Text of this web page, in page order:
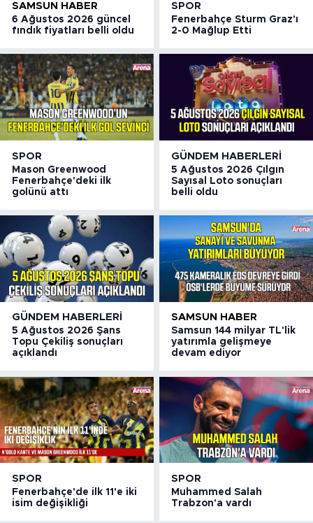
SAMSUN HABER
6 Ağustos 2026 güncel
fındık fiyatları belli oldu
SPOR
Fenerbahçe Sturm Graz'ı
2-0 Mağlup Etti
SPOR
Mason Greenwood
Fenerbahçe'deki ilk
golünü attı
GÜNDEM HABERLERI
5 Ağustos 2026 Çılgın
Sayısal Loto sonuçları
belli oldu
GÜNDEM HABERLERI
5 Ağustos 2026 Şans
Topu Çekiliş sonuçları
açıklandı
SAMSUN HABER
Samsun 144 milyar TL'lik
yatırımla gelişmeye
devam ediyor
SPOR
Fenerbahçe'de ilk 11'e iki
isim değişikliği
SPOR
Muhammed Salah
Trabzon'a vardı